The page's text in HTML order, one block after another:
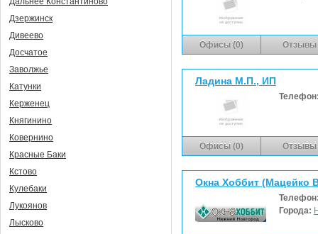
Офисы (0) Отзывы
Ладина М.П., ИП
Офисы (0) Отзывы
Окна Хоббит (Мацейко
Города:
Дзержинск
Дивеево
Досчатое
Заволжье
Катунки
Керженец
Княгинино
Ковернино
Красные Баки
Кстово
Кулебаки
Лукоянов
Лысково